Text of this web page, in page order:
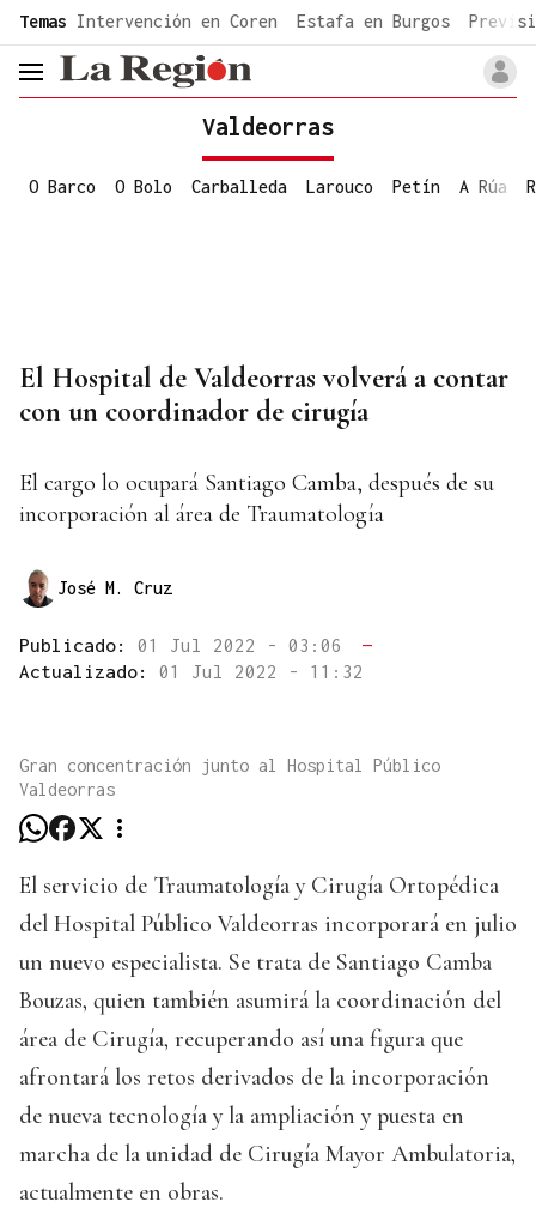
common.go-to-content
Temas Intervención en Coren Estafa en Burgos
header.menu.open
Valdeorras
O Barco O Bolo Carballeda Larouco Petín A Rúa
El Hospital de Valdeorras volverá a contar
con un coordinador de cirugía
El cargo lo ocupará Santiago Camba, después de su
incorporación al área de Traumatología
José M. Cruz
Publicado: 01 Jul 2022 - 03:06
—
Actualizado: 01 Jul 2022 - 11:32
Gran concentración junto al Hospital Público
Valdeorras
El servicio de Traumatología y Cirugía Ortopédica
del Hospital Público Valdeorras incorporará en julio
un nuevo especialista. Se trata de Santiago Camba
Bouzas, quien también asumirá la coordinación del
área de Cirugía, recuperando así una figura que
afrontará los retos derivados de la incorporación
de nueva tecnología y la ampliación y puesta en
marcha de la unidad de Cirugía Mayor Ambulatoria,
actualmente en obras.